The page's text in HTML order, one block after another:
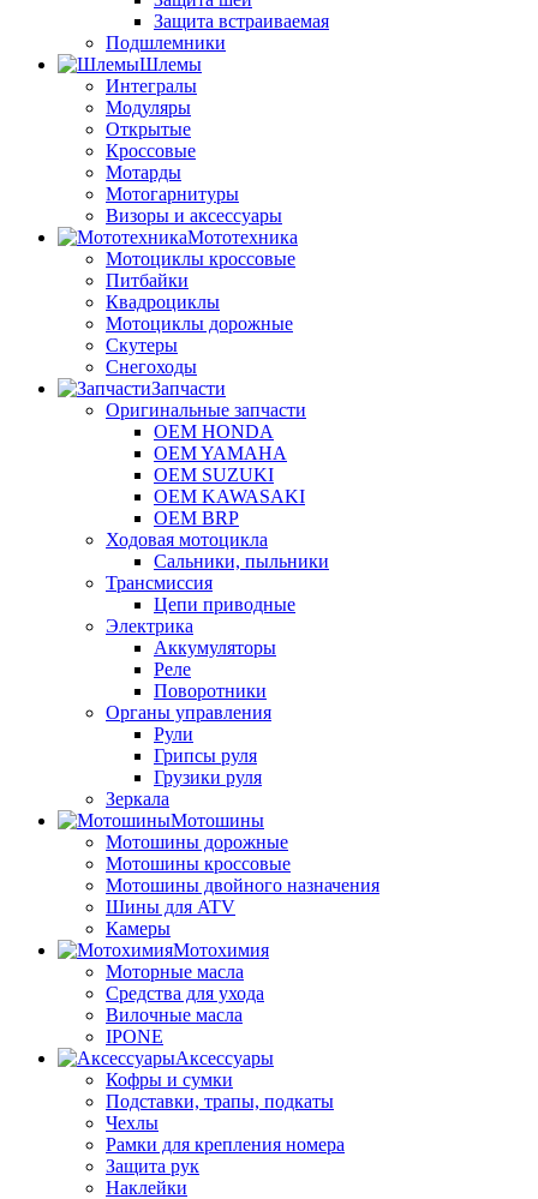
Защита встраиваемая
Подшлемники
Шлемы
Интегралы
Модуляры
Открытые
Кроссовые
Мотарды
Мотогарнитуры
Визоры и аксессуары
Мототехника
Мотоциклы кроссовые
Питбайки
Квадроциклы
Мотоциклы дорожные
Скутеры
Снегоходы
Запчасти
Оригинальные запчасти
OEM HONDA
OEM YAMAHA
OEM SUZUKI
OEM KAWASAKI
OEM BRP
Ходовая мотоцикла
Сальники, пыльники
Трансмиссия
Цепи приводные
Электрика
Аккумуляторы
Реле
Поворотники
Органы управления
Рули
Грипсы руля
Грузики руля
Зеркала
Мотошины
Мотошины дорожные
Мотошины кроссовые
Мотошины двойного назначения
Шины для ATV
Камеры
Мотохимия
Моторные масла
Средства для ухода
Вилочные масла
IPONE
Аксессуары
Кофры и сумки
Подставки, трапы, подкаты
Чехлы
Рамки для крепления номера
Защита рук
Наклейки